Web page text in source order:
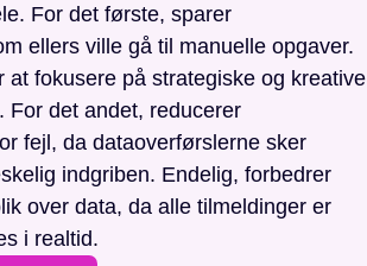
For det første, sparer
ellers ville gå til manuelle opgaver.
at fokusere på strategiske og kreative
For det andet, reducerer
fejl, da dataoverførslerne sker
indgriben. Endelig, forbedrer
over data, da alle tilmeldinger er
i realtid.